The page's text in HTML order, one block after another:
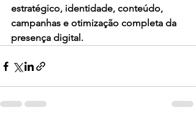
estratégico, identidade, conteúdo,
campanhas e otimização completa da
presença digital.